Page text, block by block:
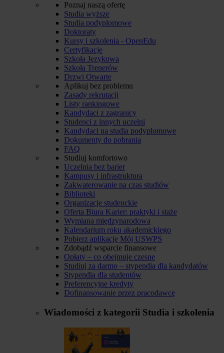
Poznaj naszą ofertę
Studia wyższe
Studia podyplomowe
Doktoraty
Kursy i szkolenia - OpenEdu
Certyfikacje
Szkoła Językowa
Szkoła Trenerów
Drzwi Otwarte
Aplikuj bez problemu
Zasady rekrutacji
Listy rankingowe
Kandydaci z zagranicy
Studenci z innych uczelni
Kandydaci na studia podyplomowe
Dokumenty do pobrania
FAQ
Studiuj komfortowo
Uczelnia bez barier
Kampusy i infrastruktura
Zakwaterowanie na czas studiów
Biblioteki
Organizacje studenckie
Oferta Biura Karier: praktyki i staże
Wymiana międzynarodowa
Kalendarium roku akademickiego
Pobierz aplikację Mój USWPS
Zdobądź wsparcie finansowe
Opłaty – co obejmuje czesne
Studiuj za darmo – stypendia dla kandydatów
Stypendia dla studentów
Preferencyjne kredyty
Dofinansowanie przez pracodawcę
Wiadomości z kategorii Studia i szkolenia